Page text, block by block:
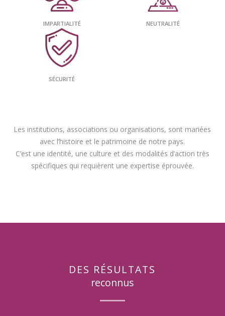
IMPARTIALITÉ NEUTRALITÉ
SÉCURITÉ
Les institutions, associations ou organisations, sont mariées
avec l’histoire et le patrimoine de notre pays.
C’est une identité, une culture et des modalités d’action très
spécifiques qui requièrent une expertise éprouvée.
DES RÉSULTATS
reconnus